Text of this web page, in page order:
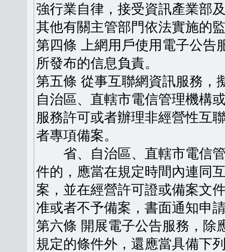
強行業自律，接受資訊產業部
其他有關主管部門依法實施的
第四條 上網用戶使用電子公告
所發布的信息負責。
第五條 從事互聯網資訊服務，
自治區、直轄市電信管理機構
服務許可或者辦理非經營性互
者專項備案。
省、自治區、直轄市電信管
件的，應當在規定時間內連同
案，並在經營許可證或備案文
准或者不予備案，書面通知申
第六條 開展電子公告服務，除
規定的條件外，還應當具備下